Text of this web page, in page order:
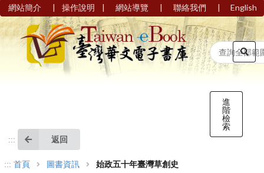
網站簡介 | 操作說明 | 網站導覽 | 聯絡我們 | English
進
階
檢
索
::: 返回
::: 首頁 圖書資訊 始政五十年臺灣草創史